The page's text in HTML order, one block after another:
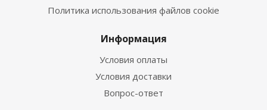
Политика использования файлов cookie
Информация
Условия оплаты
Условия доставки
Вопрос-ответ